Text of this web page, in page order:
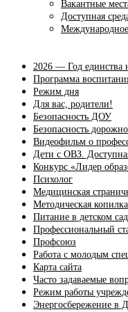
Вакантные
Доступная
Международное
2026 — Год единства
Программа
Режим дня
Для вас, родители!
Безопасность ДОУ
Безопасность
Видеофильм о
Дети с ОВЗ.
Конкурс «Лидер
Психолог
Медицинская
Методическая копилка
Питание в детском
Профессиональный
Профсоюз
Работа с молодым
Карта сайта
Часто задаваемые
Режим работы
Энергосбережение в